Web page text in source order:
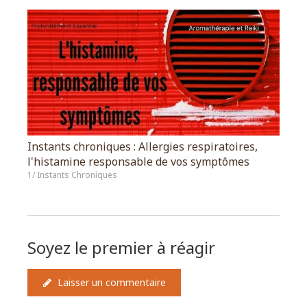
Instants chroniques : Allergies respiratoires,
l'histamine responsable de vos symptômes
1/ Instants Chroniques
Soyez le premier à réagir
Laisser un commentaire